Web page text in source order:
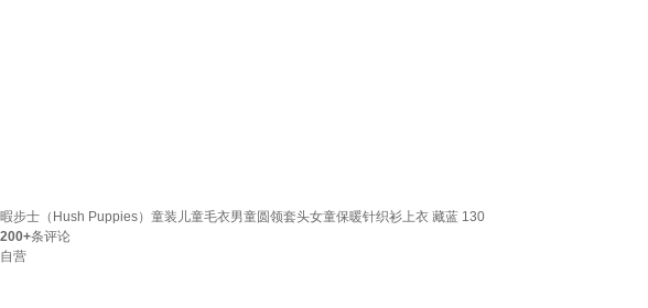
暇步士（Hush Puppies）童装儿童毛衣男童圆领套头女童保暖针织衫上衣 藏蓝 130
200+条评论
自营